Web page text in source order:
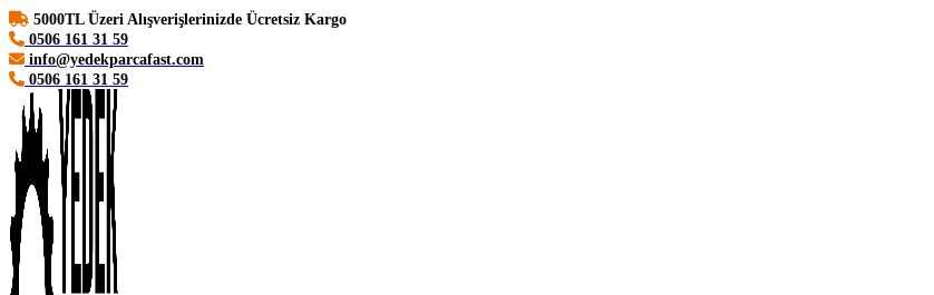
5000TL Üzeri Alışverişlerinizde Ücretsiz Kargo
0506 161 31 59
info@yedekparcafast.com
0506 161 31 59